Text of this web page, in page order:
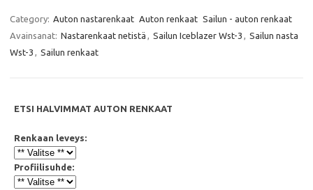
e
b
o
o
t
e
r
t
s
A
p
i
l
Category: Auton nastarenkaat Auton renkaat Sailun - auton renkaat
Avainsanat: Nastarenkaat netistä Sailun Iceblazer Wst-3
Sailun nasta
Wst-3
Sailun renkaat
ETSI HALVIMMAT AUTON RENKAAT
Renkaan leveys:
Profiilisuhde: